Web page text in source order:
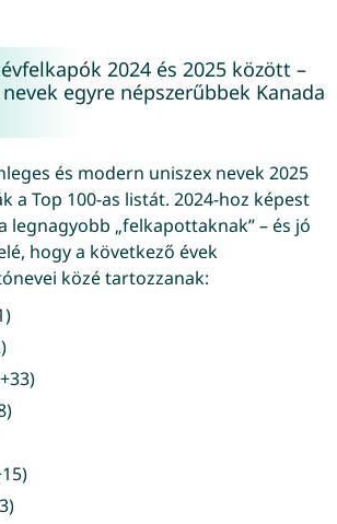
2024 és 2025 között –
egyre népszerűbbek Kanada
és modern uniszex nevek 2025
a Top 100-as listát. 2024-hoz képest
legnagyobb „felkapottaknak” – és jó
hogy a következő évek
közé tartozzanak: